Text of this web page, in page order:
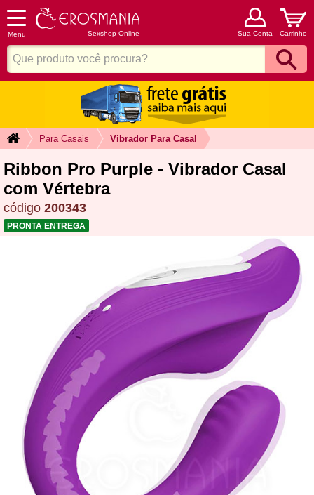
Menu Sexshop Online Sua Conta Carrinho
Para Casais Vibrador Para Casal
Ribbon Pro Purple - Vibrador Casal
com Vértebra
código 200343
PRONTA ENTREGA